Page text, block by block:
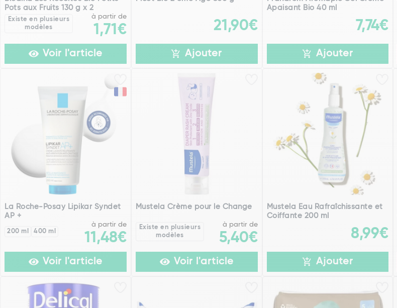
Pots aux Fruits 130 g x 2
Existe en plusieurs
modèles
à partir de
1,71€
Voir l'article
21,90€
Ajouter
Apaisant Bio 40 ml
7,74€
Ajouter
La Roche-Posay Lipikar Syndet
AP +
200 ml 400 ml
à partir de
11,48€
Voir l'article
Mustela Crème pour le Change
Existe en plusieurs
modèles
à partir de
5,40€
Voir l'article
Mustela Eau Rafraîchissante et
Coiffante 200 ml
8,99€
Ajouter